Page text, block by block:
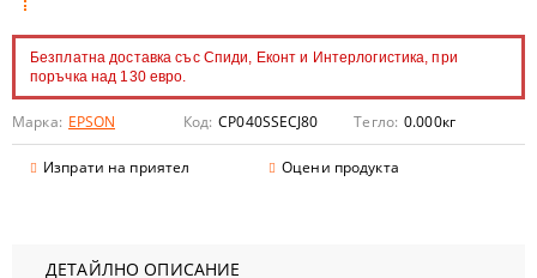
Безплатна доставка със Спиди, Еконт и Интерлогистика, при
поръчка над 130 евро.
Марка: EPSON Код: CP040SSECJ80 Тегло: 0.000кг
Изпрати на приятел Оцени продукта
ДЕТАЙЛНО ОПИСАНИЕ